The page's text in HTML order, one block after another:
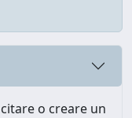
o creare un